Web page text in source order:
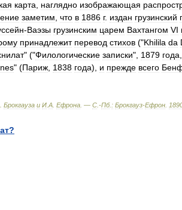
карта наглядно изображающая
заметим что в 1886 г. издан грузинский
-Ваэзы грузинским царем Вахтангом VI
принадлежит перевод стихов ("Khilila da
" ("Филологические записки", 1879 года
" (Париж 1838 года), и прежде всего
Брокгауза и И А Ефрона . — С .-Пб. : Брокгауз-Ефрон